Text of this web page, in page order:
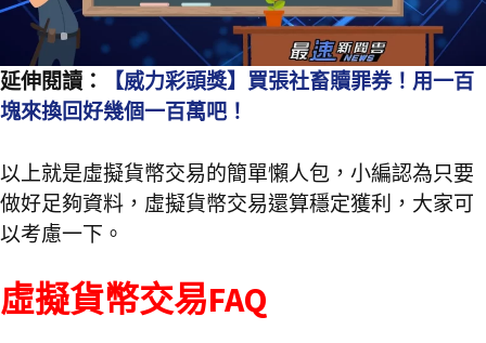
延伸閱讀：
【威力彩頭獎】買張社畜贖罪券！用一百
塊來換回好幾個一百萬吧！
以上就是虛擬貨幣交易的簡單懶人包，小編認為只要
做好足夠資料，虛擬貨幣交易還算穩定獲利，大家可
以考慮一下。
虛擬貨幣交易FAQ